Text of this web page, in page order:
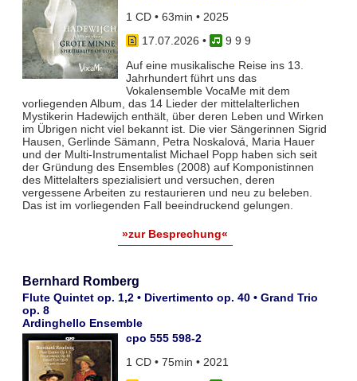
1 CD • 63min • 2025
17.07.2026 •
9 9 9
Auf eine musikalische Reise ins 13.
Jahrhundert führt uns das
Vokalensemble VocaMe mit dem
vorliegenden Album, das 14 Lieder der mittelalterlichen
Mystikerin Hadewijch enthält, über deren Leben und Wirken
im Übrigen nicht viel bekannt ist. Die vier Sängerinnen Sigrid
Hausen, Gerlinde Sämann, Petra Noskalová, Maria Hauer
und der Multi-Instrumentalist Michael Popp haben sich seit
der Gründung des Ensembles (2008) auf Komponistinnen
des Mittelalters spezialisiert und versuchen, deren
vergessene Arbeiten zu restaurieren und neu zu beleben.
Das ist im vorliegenden Fall beeindruckend gelungen.
»zur Besprechung«
Bernhard Romberg
Flute Quintet op. 1,2 • Divertimento op. 40 • Grand Trio
op. 8
Ardinghello Ensemble
cpo 555 598-2
1 CD • 75min • 2021